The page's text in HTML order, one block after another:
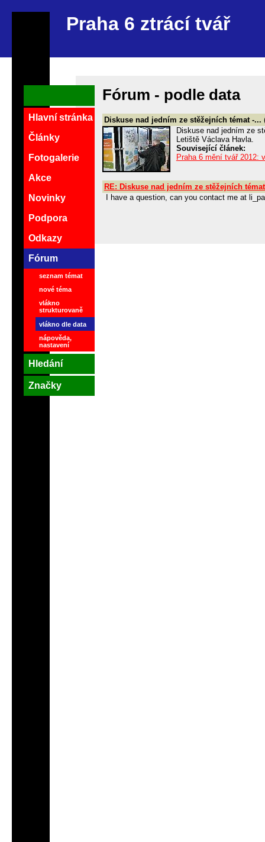
Praha 6 ztrácí tvář
Fórum - podle data
Diskuse nad jedním ze stěžejních témat -...
Diskuse nad jedním ze
Letiště Václava Havla.
Související článek:
Praha 6 mění tvář 2012:
RE: Diskuse nad jedním ze stěžejních
I have a question, can you contact me at
Hlavní stránka
Články
Fotogalerie
Akce
Novinky
Podpora
Odkazy
Fórum
seznam témat
nové téma
vlákno
strukturovaně
vlákno dle data
nápověda,
nastavení
Hledání
Značky